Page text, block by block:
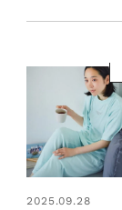
り！
2025.09.28